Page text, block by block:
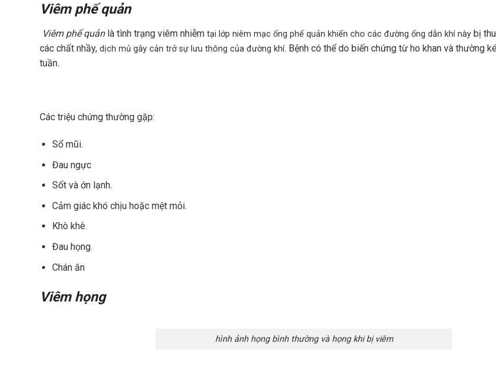
Viêm phế quản
Viêm phế quảnlà tình trạng viêm nhiễm tại lớp niêm mạc ống phế quản khiến cho các đường ống dẫn khí này bị
các chất nhầy, dịch mủ gây cản trở sự lưu thông của đường khí. Bệnh có thể do biến chứng từ ho khan và thường
tuần.
Các triệu chứng thường gặp:
Sổ mũi.
Đau ngực
Sốt và ớn lạnh.
Cảm giác khó chịu hoặc mệt mỏi.
Khò khè.
Đau họng.
Chán ăn
Viêm họng
hình ảnh họng bình thường và họng khi bị viêm